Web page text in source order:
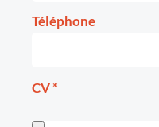
Téléphone
CV*